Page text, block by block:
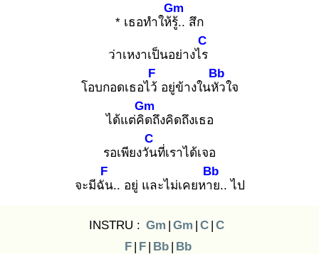
* เธอทำให้รู้.
Gm
. สึก
ว่าเหงาเป็นอย่างไร
C
โอบกอดเธอไว้
F
อยู่ข้างในหัว
Bb
ใจ
ได้แต่คิด
Gm
ถึงคิดถึงเธอ
รอเพียงวัน
C
ที่เราได้เจอ
จะมีฉัน
F
.. อยู่ และไม่เคยหาย
Bb
.. ไป
INSTRU : Gm | Gm | C | C
F | F | Bb | Bb